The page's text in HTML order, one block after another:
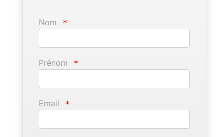
Nom *
Prénom *
Email *